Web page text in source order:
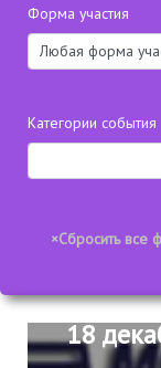
Форма участия
Категории события
18